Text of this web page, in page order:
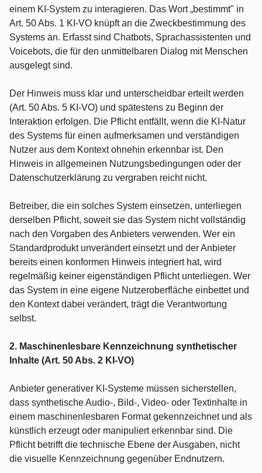
einem KI-System zu interagieren. Das Wort „bestimmt" in
Art. 50 Abs. 1 KI-VO knüpft an die Zweckbestimmung des
Systems an. Erfasst sind Chatbots, Sprachassistenten und
Voicebots, die für den unmittelbaren Dialog mit Menschen
ausgelegt sind.
Der Hinweis muss klar und unterscheidbar erteilt werden
(Art. 50 Abs. 5 KI-VO) und spätestens zu Beginn der
Interaktion erfolgen. Die Pflicht entfällt, wenn die KI-Natur
des Systems für einen aufmerksamen und verständigen
Nutzer aus dem Kontext ohnehin erkennbar ist. Den
Hinweis in allgemeinen Nutzungsbedingungen oder der
Datenschutzerklärung zu vergraben reicht nicht.
Betreiber, die ein solches System einsetzen, unterliegen
derselben Pflicht, soweit sie das System nicht vollständig
nach den Vorgaben des Anbieters verwenden. Wer ein
Standardprodukt unverändert einsetzt und der Anbieter
bereits einen konformen Hinweis integriert hat, wird
regelmäßig keiner eigenständigen Pflicht unterliegen. Wer
das System in eine eigene Nutzeroberfläche einbettet und
den Kontext dabei verändert, trägt die Verantwortung
selbst.
2. Maschinenlesbare Kennzeichnung synthetischer
Inhalte (Art. 50 Abs. 2 KI-VO)
Anbieter generativer KI-Systeme müssen sicherstellen,
dass synthetische Audio-, Bild-, Video- oder Textinhalte in
einem maschinenlesbaren Format gekennzeichnet und als
künstlich erzeugt oder manipuliert erkennbar sind. Die
Pflicht betrifft die technische Ebene der Ausgaben, nicht
die visuelle Kennzeichnung gegenüber Endnutzern.